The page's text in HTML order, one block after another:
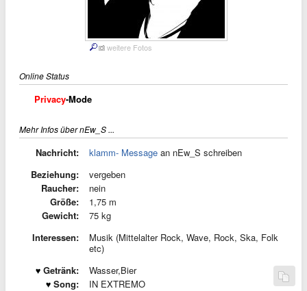
weitere Fotos
Online Status
Privacy-Mode
Mehr Infos über nEw_S ...
Nachricht: klamm- Message an nEw_S schreiben
Beziehung:
vergeben
Raucher:
nein
Größe:
1,75 m
Gewicht:
75 kg
Interessen:
Musik (Mittelalter Rock, Wave, Rock, Ska, Folk
etc)
Getränk:
Wasser,Bier
Song:
IN EXTREMO